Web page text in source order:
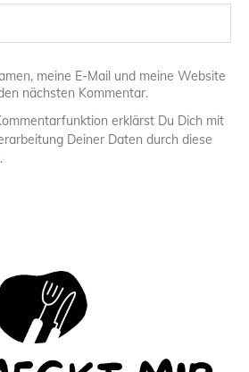
meine E-Mail und meine Website
nächsten Kommentar.
erklärst Du Dich mit
Deiner Daten durch diese